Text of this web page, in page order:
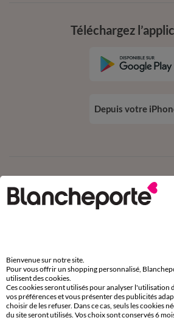
Suivez-nous
Téléchargez
Depuis votre
Commande
Commander par référence catalogue
Livraison
Retours gratuits en Point Relais®
Bienvenue sur notre site.
Pour vous offrir un shopping personnalisé,
utilisent des cookies.
Ces cookies seront utilisés pour analyser l'utilisation
vos préférences et vous présenter des publicités
choisir de les refuser. Dans ce cas, seuls les cookies
du site seront utilisés. Vos choix sont conservés 6